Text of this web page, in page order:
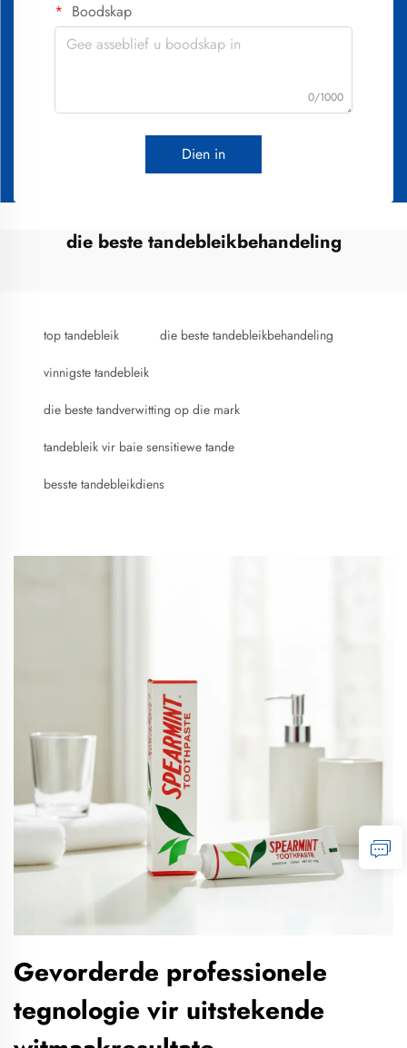
Boodskap
0/1000
Dien in
die beste tandebleikbehandeling
top tandebleik die beste tandebleikbehandeling
vinnigste tandebleik
die beste tandverwitting op die mark
tandebleik vir baie sensitiewe tande
besste tandebleikdiens
Gevorderde professionele
tegnologie vir uitstekende